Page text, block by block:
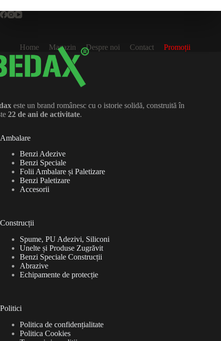
Home Magazin Despre noi Contact Promoții
este un brand românesc cu o istorie solidă, construită în
22 de ani de activitate.
Ambalare
Benzi Adezive
Benzi Speciale
Folii Ambalare și Paletizare
Benzi Paletizare
Accesorii
Construcții
Spume, PU Adezivi, Siliconi
Unelte și Produse Zugrăvit
Benzi Speciale Construcții
Abrazive
Echipamente de protecție
Politici
Politica de confidențialitate
Politica Cookies